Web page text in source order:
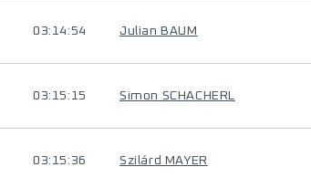
03:14:54 Julian BAUM
03:15:15 Simon SCHACHERL
03:15:36 Szilárd MAYER